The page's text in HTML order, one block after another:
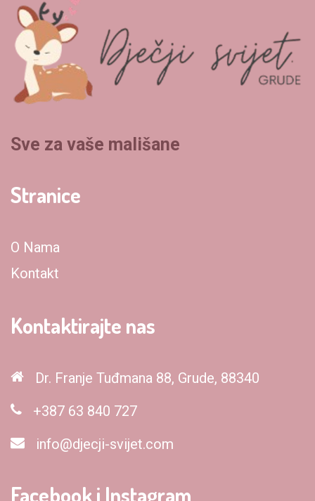
Sve za vaše mališane
Stranice
O Nama
Kontakt
Kontaktirajte nas
Dr. Franje Tuđmana 88, Grude, 88340
+387 63 840 727
info@djecji-svijet.com
Facebook i Instagram